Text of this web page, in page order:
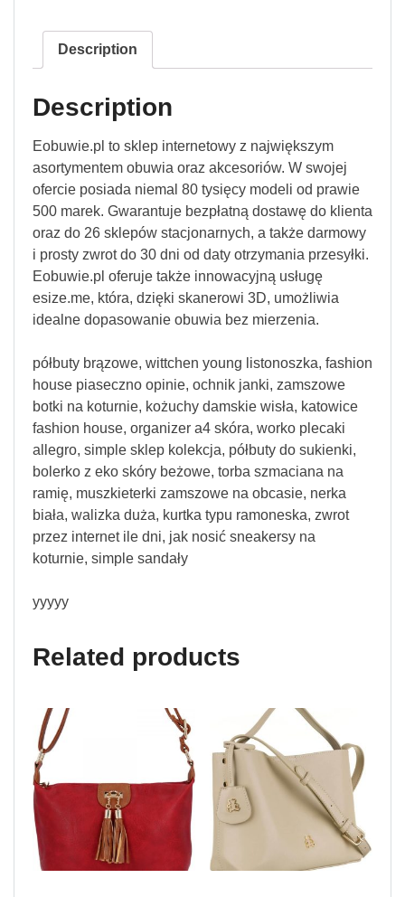
Description
Description
Eobuwie.pl to sklep internetowy z największym
asortymentem obuwia oraz akcesoriów. W swojej
ofercie posiada niemal 80 tysięcy modeli od prawie
500 marek. Gwarantuje bezpłatną dostawę do klienta
oraz do 26 sklepów stacjonarnych, a także darmowy
i prosty zwrot do 30 dni od daty otrzymania przesyłki.
Eobuwie.pl oferuje także innowacyjną usługę
esize.me, która, dzięki skanerowi 3D, umożliwia
idealne dopasowanie obuwia bez mierzenia.
półbuty brązowe, wittchen young listonoszka, fashion
house piaseczno opinie, ochnik janki, zamszowe
botki na koturnie, kożuchy damskie wisła, katowice
fashion house, organizer a4 skóra, worko plecaki
allegro, simple sklep kolekcja, półbuty do sukienki,
bolerko z eko skóry beżowe, torba szmaciana na
ramię, muszkieterki zamszowe na obcasie, nerka
biała, walizka duża, kurtka typu ramoneska, zwrot
przez internet ile dni, jak nosić sneakersy na
koturnie, simple sandały
yyyyy
Related products